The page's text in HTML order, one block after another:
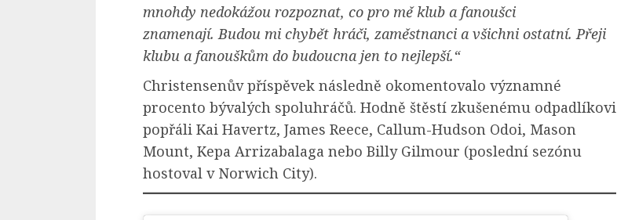
mnohdy nedokážou rozpoznat, co pro mě klub a fanoušci
znamenají. Budou mi chybět hráči, zaměstnanci a všichni ostatní. Přeji
klubu a fanouškům do budoucna jen to nejlepší.“
Christensenův příspěvek následně okomentovalo významné
procento bývalých spoluhráčů. Hodně štěstí zkušenému odpadlíkovi
popřáli Kai Havertz, James Reece, Callum-Hudson Odoi, Mason
Mount, Kepa Arrizabalaga nebo Billy Gilmour (poslední sezónu
hostoval v Norwich City).